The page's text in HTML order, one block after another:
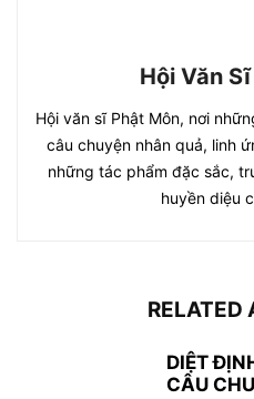
Hội Văn
Hội văn sĩ Phật Môn, nơi
câu chuyện nhân quả, linh
những tác phẩm đặc sắc,
huyền diệu
RELATED
DIỆT
CÂU